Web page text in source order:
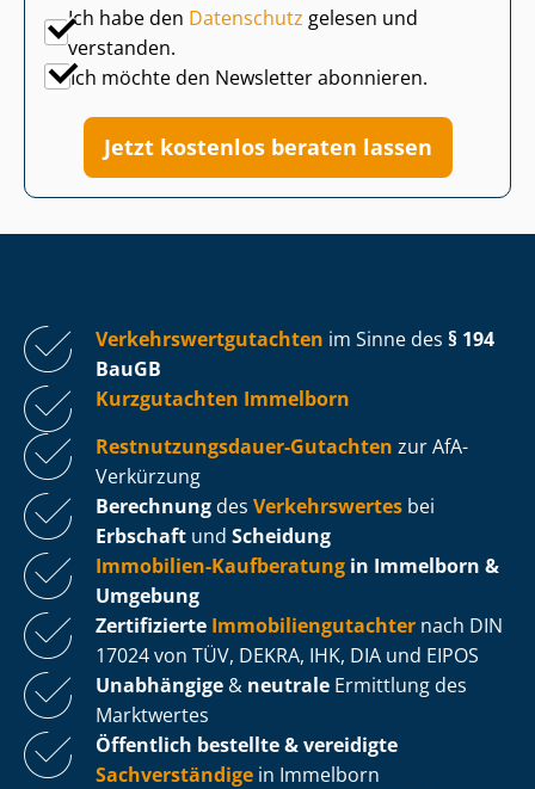
Ich habe den Datenschutz gelesen und
verstanden.
Ich möchte den Newsletter abonnieren.
Jetzt kostenlos beraten lassen
Ver­kehrs­wert­gut­ach­ten im Sinne des § 194
BauGB
Kurzgutachten Immelborn
Rest­nut­zungs­dau­er-Gutachten zur AfA-
Verkürzung
Berechnung des Verkehrswertes bei
Erbschaft und Scheidung
Immobilien-Kaufberatung in Immelborn &
Umgebung
Zertifizierte Im­mo­bi­li­en­gut­ach­ter nach DIN
17024 von TÜV, DEKRA, IHK, DIA und EIPOS
Unabhängige & neutrale Ermittlung des
Marktwertes
Öffentlich bestellte & vereidigte
Sachverständige in Immelborn